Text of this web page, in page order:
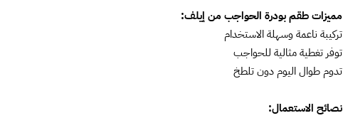
مميزات طقم بودرة الحواجب من إيلف:
تركيبة ناعمة وسهلة الاستخدام
توفر تغطية مثالية للحواجب
تدوم طوال اليوم دون تلطخ
نصائح الاستعمال: